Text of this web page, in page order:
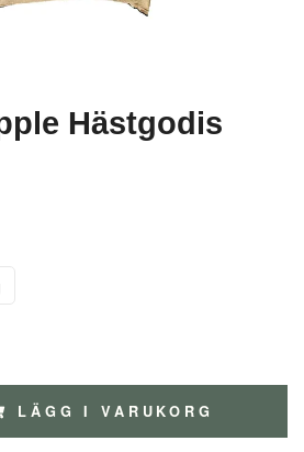
Hästgodis
LÄGG I VARUKORG